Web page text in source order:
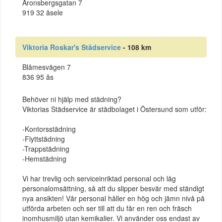
Aronsbergsgatan 7
919 32 åsele
Viktoria Roskar's Städservice - 108 km
Blåmesvägen 7
836 95 ås
Behöver ni hjälp med städning?
Viktorias Städservice är städbolaget i Östersund som utför:
-Kontorsstädning
-Flyttstädning
-Trappstädning
-Hemstädning
Vi har trevlig och serviceinriktad personal och låg
personalomsättning, så att du slipper besvär med ständigt
nya ansikten! Vår personal håller en hög och jämn nivå på
utförda arbeten och ser till att du får en ren och fräsch
inomhusmiljö utan kemikalier. Vi använder oss endast av